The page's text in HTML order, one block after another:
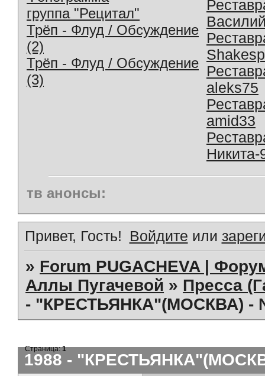
группа "Рецитал"
Трёп - Флуд / Обсуждение
(2)
Трёп - Флуд / Обсуждение
(3)
aleks75
amid33
Никита-
тв анонсы:
Привет, Гость! Войдите или
» Forum PUGACHEVA |
Аллы Пугачевой » Пресса
- "КРЕСТЬЯНКА"(МОСКВА) -
1988 -
Страница:1